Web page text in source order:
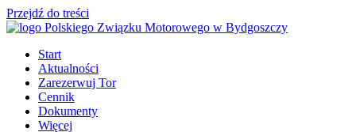
Przejdź do treści
Start
Aktualności
Zarezerwuj Tor
Cennik
Dokumenty
Więcej